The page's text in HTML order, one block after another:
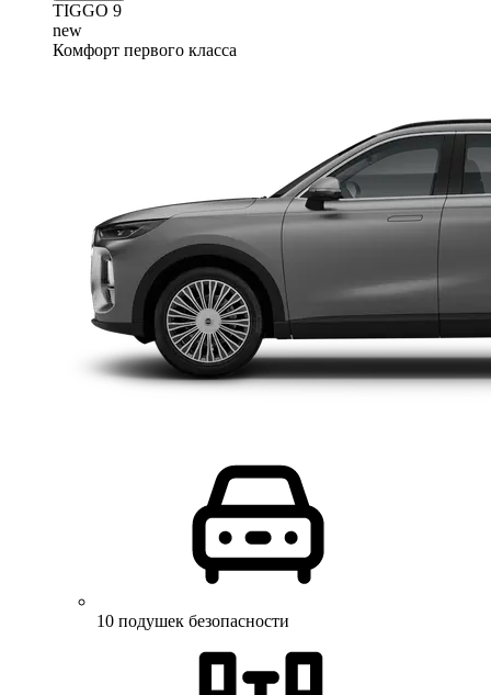
TIGGO 9
new
Комфорт первого класса
10 подушек безопасности